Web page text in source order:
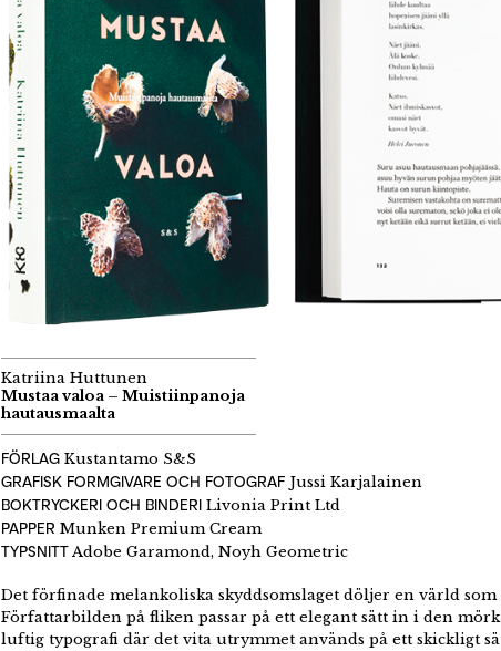
Katriina Huttunen
Mustaa valoa – Muistiinpanoja
hautausmaalta
FÖRLAG Kustantamo S&S
GRAFISK FORMGIVARE OCH FOTOGRAF Jussi Karjalainen
BOKTRYCKERI OCH BINDERI Livonia Print Ltd
PAPPER Munken Premium Cream
TYPSNITTAdobe Garamond, Noyh Geometric
Det förfinade melankoliska skyddsomslaget döljer en värld
Författarbilden på fliken passar på ett elegant sätt in i den
luftig typografi där det vita utrymmet används på ett skickligt